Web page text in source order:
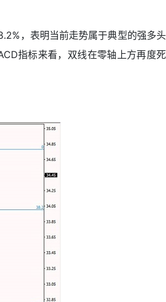
，表明当前走势属于典型的强多头
指标来看，双线在零轴上方再度死